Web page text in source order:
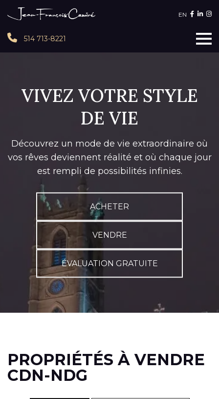
EN
514 713-8221
VIVEZ VOTRE STYLE
DE VIE
Découvrez un mode de vie extraordinaire où
vos rêves deviennent réalité et où chaque jour
est rempli de possibilités infinies.
ACHETER
VENDRE
ÉVALUATION GRATUITE
PROPRIÉTÉS À VENDRE
CDN-NDG